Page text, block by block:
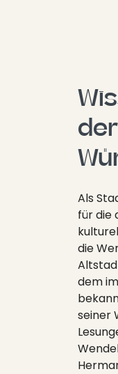
Als
für die
die
dem
seiner